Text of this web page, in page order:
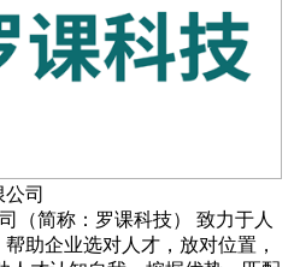
司
（简称：罗课科技） 致力于人
助企业选对人才，放对位置，